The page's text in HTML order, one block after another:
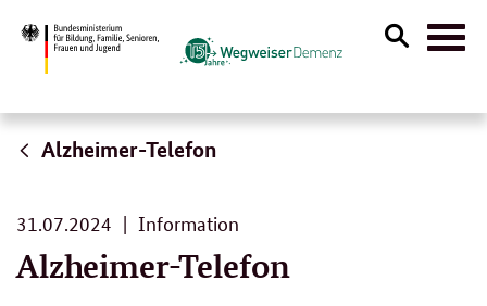
Suche
Alzheimer-Telefon
Alzheimer-Telefon
31.07.2024 31.
07.
2024
Information